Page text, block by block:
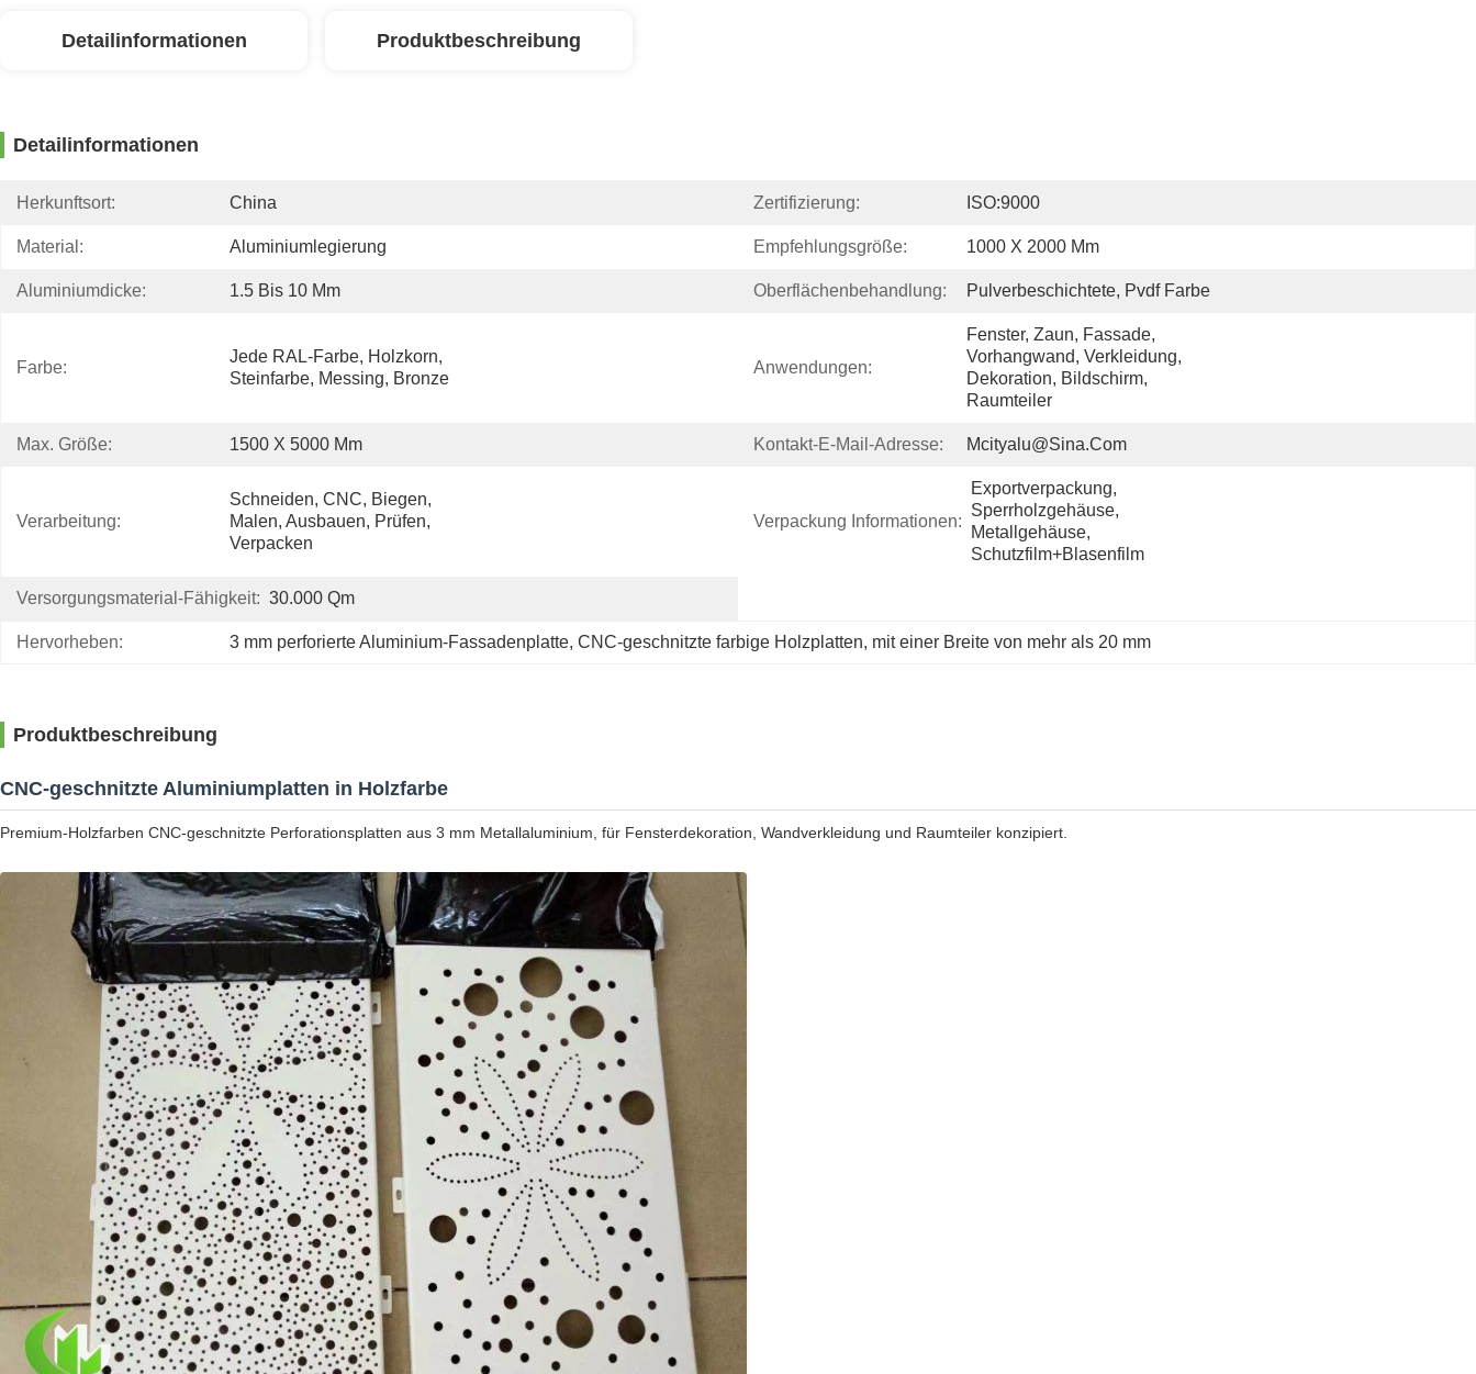
Detailinformationen Produktbeschreibung
Detailinformationen
Herkunftsort: China Zertifizierung: ISO:9000
Material: Aluminiumlegierung Empfehlungsgröße: 1000 X 2000 Mm
Aluminiumdicke: 1.5 Bis 10 Mm Oberflächenbehandlung: Pulverbeschichtete, Pvdf Farbe
Farbe:
Jede RAL-Farbe, Holzkorn,
Steinfarbe, Messing, Bronze
Anwendungen:
Fenster, Zaun, Fassade,
Vorhangwand, Verkleidung,
Dekoration, Bildschirm,
Raumteiler
Max. Größe: 1500 X 5000 Mm Kontakt-E-Mail-Adresse: Mcityalu@sina.com
Verarbeitung:
Schneiden, CNC, Biegen,
Malen, Ausbauen, Prüfen,
Verpacken
Verpackung Informationen:
Exportverpackung,
Sperrholzgehäuse,
Metallgehäuse,
Schutzfilm+Blasenfilm
Versorgungsmaterial-Fähigkeit: 30.000 Qm
Hervorheben: 3 mm perforierte Aluminium-Fassadenplatte, CNC-geschnitzte farbige Holzplatten, mit einer Breite von mehr als 20 mm
Produktbeschreibung
CNC-geschnitzte Aluminiumplatten in Holzfarbe
Premium-Holzfarben CNC-geschnitzte Perforationsplatten aus 3 mm Metallaluminium, für Fensterdekoration, Wandverkleidung und Raumteiler konzipiert.